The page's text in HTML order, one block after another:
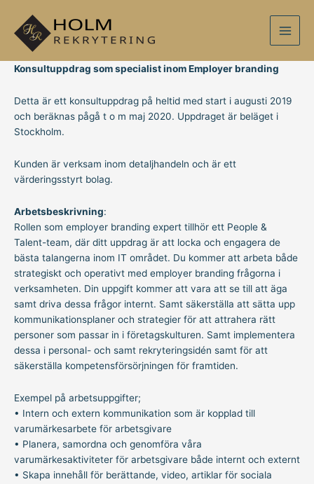
innehåll
Main
Konsultuppdrag som specialist inom Employer branding
Detta är ett konsultuppdrag på heltid med start i augusti 2019
och beräknas pågå t o m maj 2020. Uppdraget är beläget i
Stockholm.
Kunden är verksam inom detaljhandeln och är ett
värderingsstyrt bolag.
Arbetsbeskrivning:
Rollen som employer branding expert tillhör ett People &
Talent-team, där ditt uppdrag är att locka och engagera de
bästa talangerna inom IT området. Du kommer att arbeta både
strategiskt och operativt med employer branding frågorna i
verksamheten. Din uppgift kommer att vara att se till att äga
samt driva dessa frågor internt. Samt säkerställa att sätta upp
kommunikationsplaner och strategier för att attrahera rätt
personer som passar in i företagskulturen. Samt implementera
dessa i personal- och samt rekryteringsidén samt för att
säkerställa kompetensförsörjningen för framtiden.
Exempel på arbetsuppgifter;
• Intern och extern kommunikation som är kopplad till
varumärkesarbete för arbetsgivare
• Planera, samordna och genomföra våra
varumärkesaktiviteter för arbetsgivare både internt och externt
• Skapa innehåll för berättande, video, artiklar för sociala